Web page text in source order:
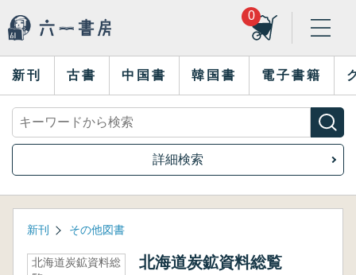
0
新刊 古書 中国書 韓国書 電子書籍
詳細検索
新刊 その他図書
北海道炭鉱資料総
北海道炭鉱資料総覧